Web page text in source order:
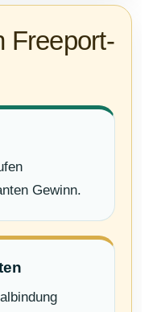
Freeport-
Gewinn.